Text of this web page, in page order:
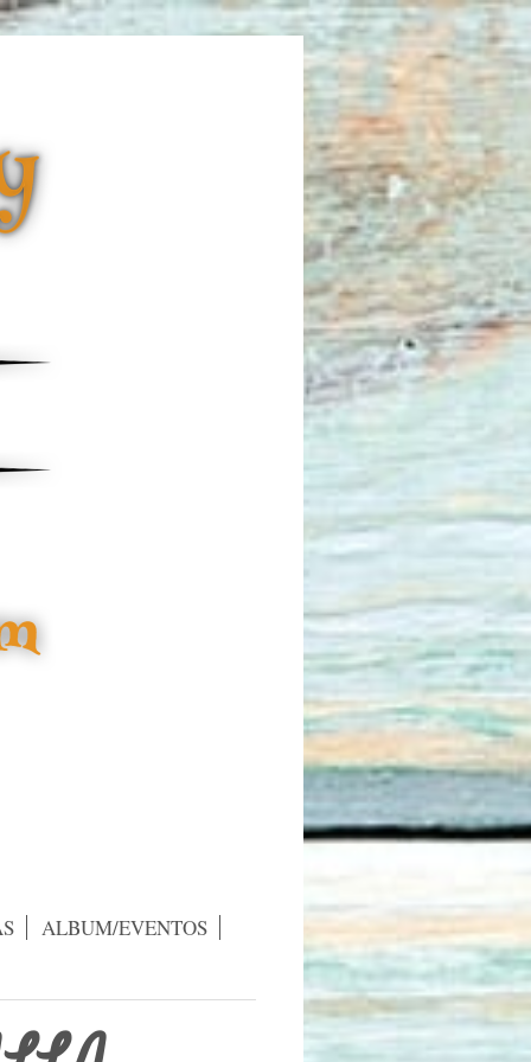
ALBUM/EVENTOS